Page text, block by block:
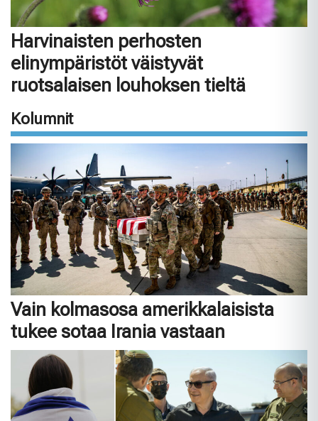
Harvinaisten perhosten
elinympäristöt väistyvät
ruotsalaisen louhoksen tieltä
Kolumnit
Vain kolmasosa amerikkalaisista
tukee sotaa Irania vastaan